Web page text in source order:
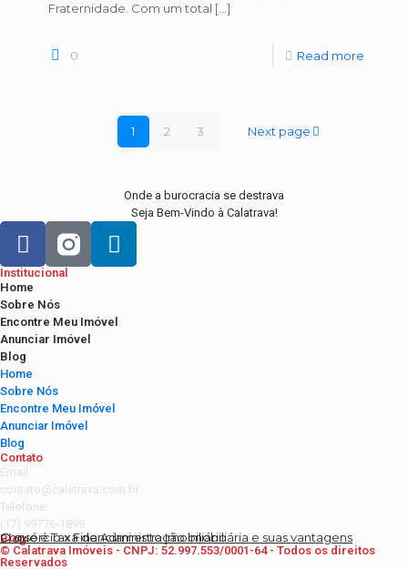
Fraternidade. Com um total […]
0 Read more
1 2 3 Next page
Onde a burocracia se destrava
Seja Bem-Vindo à Calatrava!
Institucional
Home
Sobre Nós
Encontre Meu Imóvel
Anunciar Imóvel
Blog
Home
Sobre Nós
Encontre Meu Imóvel
Anunciar Imóvel
Blog
Contato
Email:
contato@calatrava.com.br
Telefone:
(17) 99776-1899
Blog
O que é Taxa de Administração Imobiliária e suas vantagens
Consórcio x Financiamento Imobiliário
© Calatrava Imóveis - CNPJ: 52.997.553/0001-64 - Todos os direitos
Reservados